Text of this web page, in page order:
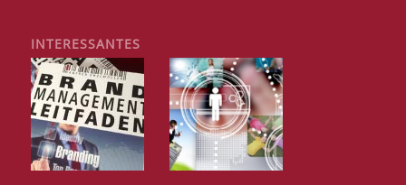
INTERESSANTES